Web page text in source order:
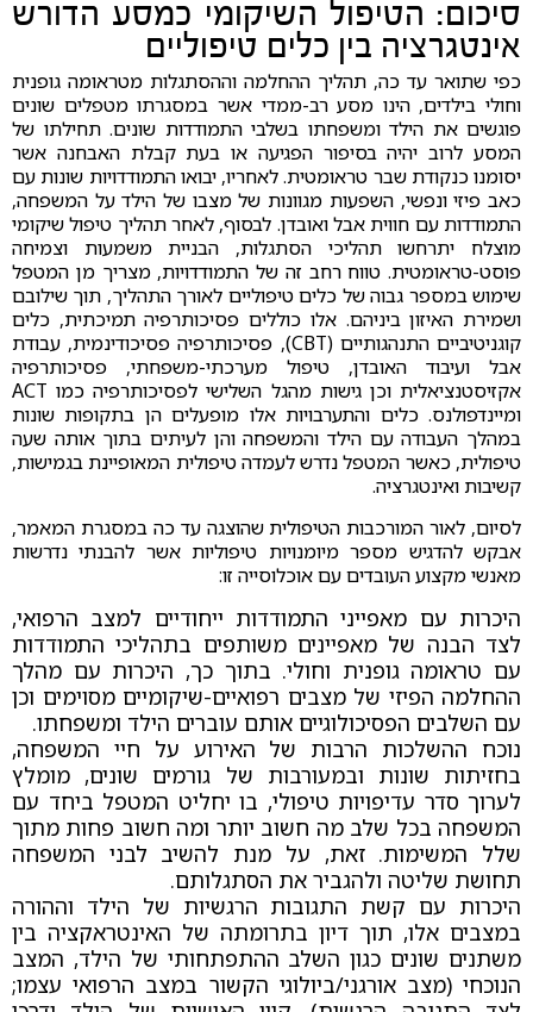
סיכום: הטיפול השיקומי כמסע הדורש
אינטגרציה בין כלים טיפוליים
כפי שתואר עד כה, תהליך ההחלמה וההסתגלות מטראומה גופנית
וחולי בילדים, הינו מסע רב-ממדי אשר במסגרתו מטפלים שונים
פוגשים את הילד ומשפחתו בשלבי התמודדות שונים. תחילתו של
המסע לרוב יהיה בסיפור הפגיעה או בעת קבלת האבחנה אשר
יסומנו כנקודת שבר טראומטית. לאחריו, יבואו התמודדויות שונות עם
כאב פיזי ונפשי, השפעות מגוונות של מצבו של הילד על המשפחה,
התמודדות עם חווית אבל ואובדן. לבסוף, לאחר תהליך טיפול שיקומי
מוצלח יתרחשו תהליכי הסתגלות, הבניית משמעות וצמיחה
פוסט-טראומטית. טווח רחב זה של התמודדויות, מצריך מן המטפל
שימוש במספר גבוה של כלים טיפוליים לאורך התהליך, תוך שילובם
ושמירת האיזון ביניהם. אלו כוללים פסיכותרפיה תמיכתית, כלים
קוגניטיביים התנהגותיים (CBT), פסיכותרפיה פסיכודינמית, עבודת
אבל ועיבוד האובדן, טיפול מערכתי-משפחתי, פסיכותרפיה
אקזיסטנציאלית וכן גישות מהגל השלישי לפסיכותרפיה כמו ACT
ומיינדפולנס. כלים והתערבויות אלו מופעלים הן בתקופות שונות
במהלך העבודה עם הילד והמשפחה והן לעיתים בתוך אותה שעה
טיפולית, כאשר המטפל נדרש לעמדה טיפולית המאופיינת בגמישות,
קשיבות ואינטגרציה.
לסיום, לאור המורכבות הטיפולית שהוצגה עד כה במסגרת המאמר,
אבקש להדגיש מספר מיומנויות טיפוליות אשר להבנתי נדרשות
מאנשי מקצוע העובדים עם אוכלוסייה זו:
היכרות עם מאפייני התמודדות ייחודיים למצב הרפואי,
לצד הבנה של מאפיינים משותפים בתהליכי התמודדות
עם טראומה גופנית וחולי. בתוך כך, היכרות עם מהלך
ההחלמה הפיזי של מצבים רפואיים-שיקומיים מסוימים וכן
עם השלבים הפסיכולוגיים אותם עוברים הילד ומשפחתו.
נוכח ההשלכות הרבות של האירוע על חיי המשפחה,
בחזיתות שונות ובמעורבות של גורמים שונים, מומלץ
לערוך סדר עדיפויות טיפולי, בו יחליט המטפל ביחד עם
המשפחה בכל שלב מה חשוב יותר ומה חשוב פחות מתוך
שלל המשימות. זאת, על מנת להשיב לבני המשפחה
תחושת שליטה ולהגביר את הסתגלותם.
היכרות עם קשת התגובות הרגשיות של הילד וההורה
במצבים אלו, תוך דיון בתרומתה של האינטראקציה בין
משתנים שונים כגון השלב ההתפתחותי של הילד, המצב
הנוכחי (מצב אורגני/ביולוגי הקשור במצב הרפואי עצמו;